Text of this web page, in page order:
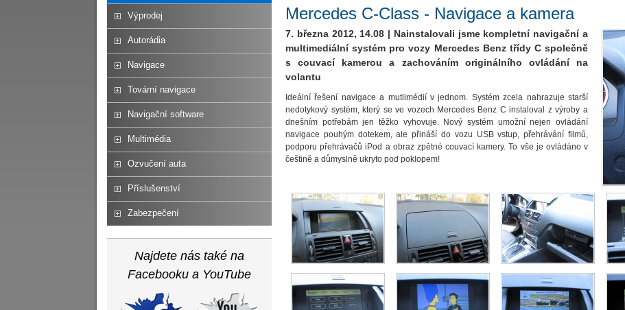
Výprodej
Autorádia
Navigace
Tovární navigace
Navigační software
Multimédia
Ozvučení auta
Příslušenství
Zabezpečení
Najdete nás také na
Facebooku a YouTube
Mercedes C-Class - Navigace a kamera
7. března 2012, 14.08 | Nainstalovali jsme kompletní navigační a
multimediální systém pro vozy Mercedes Benz třídy C společně
s couvací kamerou a zachováním originálního ovládání na
volantu
Ideální řešení navigace a mutlimédií v jednom. Systém zcela nahrazuje starší
nedotykový systém, který se ve vozech Mercedes Benz C instaloval z výroby a
dnešním potřebám jen těžko vyhovuje. Nový systém umožní nejen ovládání
navigace pouhým dotekem, ale přináší do vozu USB vstup, přehrávání filmů,
podporu přehrávačů iPod a obraz zpětné couvací kamery. To vše je ovládáno v
češtině a důmyslně ukryto pod poklopem!